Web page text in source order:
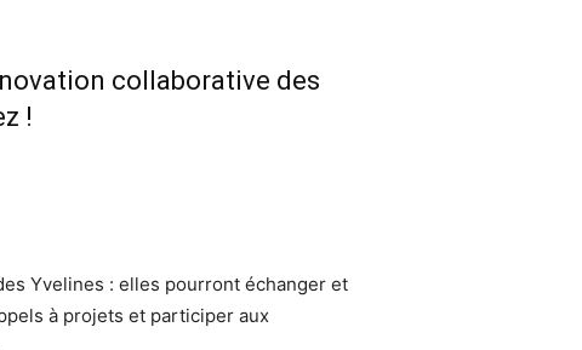
collaborative des
!
Yvelines : elles pourront échanger et
à projets et participer aux